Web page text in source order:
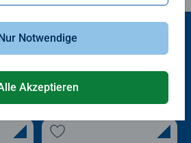
mögen auch
Notwendige
Akzeptieren